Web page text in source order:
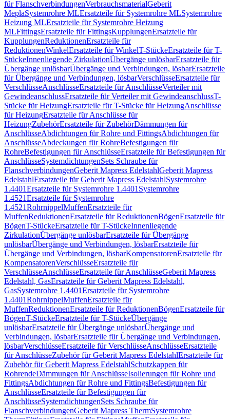
für FlanschverbindungenVerbrauchsmaterialGeberit
MeplaSystemrohre MLErsatzteile für Systemrohre MLSystemrohre
Heizung MLErsatzteile für Systemrohre Heizung
MLFittingsErsatzteile für FittingsKupplungenErsatzteile für
KupplungenReduktionenErsatzteile für
ReduktionenWinkelErsatzteile für WinkelT-StückeErsatzteile für T-
StückeInnenliegende ZirkulationÜbergänge unlösbarErsatzteile für
Übergänge unlösbarÜbergänge und Verbindungen, lösbarErsatzteile
für Übergänge und Verbindungen, lösbarVerschlüsseErsatzteile für
VerschlüsseAnschlüsseErsatzteile für AnschlüsseVerteiler mit
GewindeanschlussErsatzteile für Verteiler mit GewindeanschlussT-
Stücke für HeizungErsatzteile für T-Stücke für HeizungAnschlüsse
für HeizungErsatzteile für Anschlüsse für
HeizungZubehörErsatzteile für ZubehörDämmungen für
AnschlüsseAbdichtungen für Rohre und FittingsAbdichtungen für
AnschlüsseAbdeckungen für RohreBefestigungen für
RohreBefestigungen für AnschlüsseErsatzteile für Befestigungen für
AnschlüsseSystemdichtungenSets Schraube für
FlanschverbindungenGeberit Mapress EdelstahlGeberit Mapress
EdelstahlErsatzteile für Geberit Mapress EdelstahlSystemrohre
1.4401Ersatzteile für Systemrohre 1.4401 Systemrohre
1.4521Ersatzteile für Systemrohre
1.4521RohrnippelMuffenErsatzteile für
MuffenReduktionenErsatzteile für ReduktionenBögenErsatzteile für
BögenT-StückeErsatzteile für T-StückeInnenliegende
ZirkulationÜbergänge unlösbarErsatzteile für Übergänge
unlösbarÜbergänge und Verbindungen, lösbarErsatzteile für
Übergänge und Verbindungen, lösbarKompensatorenErsatzteile für
KompensatorenVerschlüsseErsatzteile für
VerschlüsseAnschlüsseErsatzteile für AnschlüsseGeberit Mapress
Edelstahl, GasErsatzteile für Geberit Mapress Edelstahl,
GasSystemrohre 1.4401Ersatzteile für Systemrohre
1.4401RohrnippelMuffenErsatzteile für
MuffenReduktionenErsatzteile für ReduktionenBögenErsatzteile für
BögenT-StückeErsatzteile für T-StückeÜbergänge
unlösbarErsatzteile für Übergänge unlösbarÜbergänge und
Verbindungen, lösbarErsatzteile für Übergänge und Verbindungen,
lösbarVerschlüsseErsatzteile für VerschlüsseAnschlüsseErsatzteile
für AnschlüsseZubehör für Geberit Mapress EdelstahlErsatzteile für
Zubehör für Geberit Mapress EdelstahlSchutzkappen für
RohrendeDämmungen für AnschlüsseIsolierungen für Rohre und
FittingsAbdichtungen für Rohre und FittingsBefestigungen für
AnschlüsseErsatzteile für Befestigungen für
AnschlüsseSystemdichtungenSets Schraube für
FlanschverbindungenGeberit Mapress ThermSystemrohre